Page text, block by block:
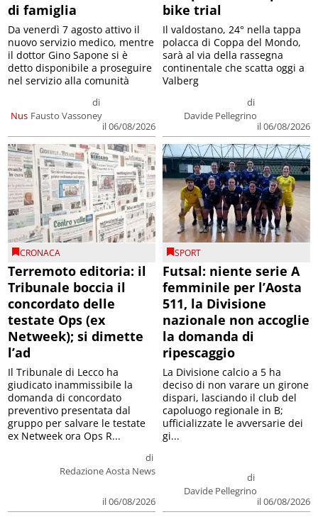
di famiglia
Nus
di
Fausto Vassoney
il 06/08/2026
Da venerdì 7 agosto attivo il
nuovo servizio medico, mentre
il dottor Gino Sapone si è
detto disponibile a proseguire
nel servizio alla comunità
bike trial
di
Davide Pellegrino
il 06/08/2026
Il valdostano, 24° nella tappa
polacca di Coppa del Mondo,
sarà al via della rassegna
continentale che scatta oggi a
Valberg
CRONACA
Terremoto editoria: il
Tribunale boccia il
concordato delle
testate Ops (ex
Netweek); si dimette
l’ad
di
Redazione Aosta News
il 06/08/2026
Il Tribunale di Lecco ha
giudicato inammissibile la
domanda di concordato
preventivo presentata dal
gruppo per salvare le testate
ex Netweek ora Ops R...
SPORT
Futsal: niente serie A
femminile per l’Aosta
511, la Divisione
nazionale non accoglie
la domanda di
ripescaggio
di
Davide Pellegrino
il 06/08/2026
La Divisione calcio a 5 ha
deciso di non varare un girone
dispari, lasciando il club del
capoluogo regionale in B;
ufficializzate le avversarie dei
gi...